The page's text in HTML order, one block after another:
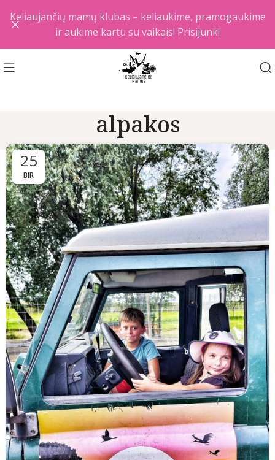
alpakos
25
BIR
Keliaujančių mamų klubas – keliaukime, pramogaukime
ir aukime kartu su vaikais! Prisijunk!